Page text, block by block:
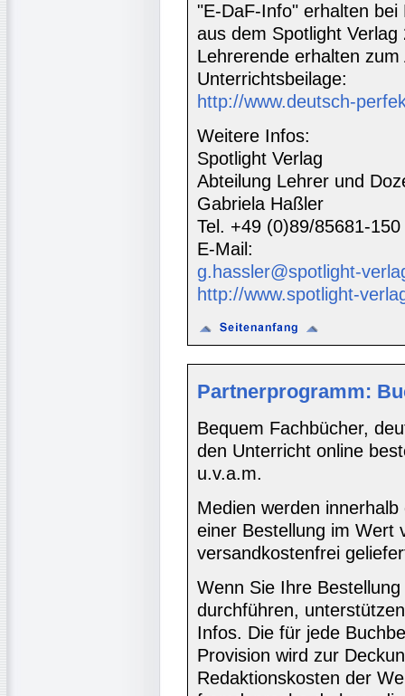
"E-DaF-Info" erhalten
aus dem Spotlight
Lehrerende erhalten
Unterrichtsbeilage:
http://www.deutsch-
Weitere Infos:
Spotlight Verlag
Abteilung Lehrer und
Gabriela Haßler
Tel. +49 (0)89/85681-150
E-Mail:
g.hassler@spotlight-
http://www.spotlight-
Partnerprogramm:
Bequem Fachbücher,
den Unterricht online
u.v.a.m.
Medien werden
einer Bestellung im Wert
versandkostenfrei
Wenn Sie Ihre
durchführen,
Infos. Die für jede
Provision wird zur
Redaktionskosten der